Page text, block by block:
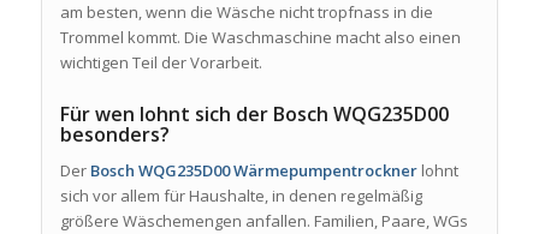
am besten, wenn die Wäsche nicht tropfnass in die
Trommel kommt. Die Waschmaschine macht also einen
wichtigen Teil der Vorarbeit.
Für wen lohnt sich der Bosch WQG235D00
besonders?
Der Bosch WQG235D00 Wärmepumpentrocknerlohnt
sich vor allem für Haushalte, in denen regelmäßig
größere Wäschemengen anfallen. Familien, Paare, WGs